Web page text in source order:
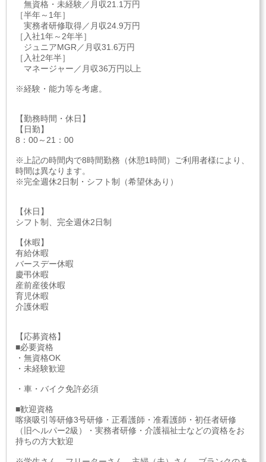
無資格・未経験／月収21.1万円
［半年～1年］
実務者研修取得／月収24.9万円
［入社1年～2年半］
ジュニアMGR／月収31.6万円
［入社2年半］
マネージャー／月収36万円以上
※経験・能力等を考慮。
【勤務時間・休日】
【日勤】
8：00～21：00
※上記の時間内で8時間勤務（休憩1時間）ご利用者様により、
時間は異なります。
※完全週休2日制・シフト制（希望休あり）
【休日】
シフト制、完全週休2日制
【休暇】
有給休暇
バースデー休暇
慶弔休暇
産前産後休暇
育児休暇
介護休暇
【応募資格】
■必要資格
・無資格OK
・未経験歓迎
・車・バイク免許必須
■歓迎資格
喀痰吸引等研修3号研修・正看護師・准看護師・初任者研修
（旧ヘルパー2級）・実務者研修・介護福祉士などの資格をお
持ちの方大歓迎